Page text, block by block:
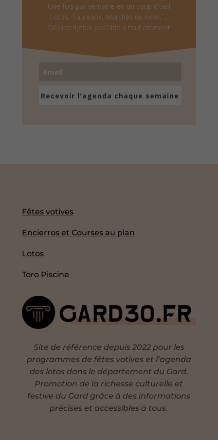
Une fois par semaine en un coup d'oeil
Lotos, Taureaux, Marchés de Noël, ...
Désinscription possible à tout moment
Recevoir l'agenda chaque semaine
Fêtes votives
Encierros et Courses au plan
Lotos
Toro Piscine
Site de référence depuis 2022 pour les
programmes de fêtes votives et l’agenda
des lotos dans le département du Gard.
Promotion de la richesse culturelle et
festive du Gard grâce à des informations
précises et accessibles à tous.